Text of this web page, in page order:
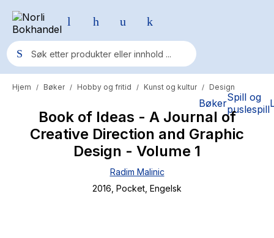
BøkerSpill og
puslespill
Populære søk
Pokemon
One piece
Fury Bound - Sable Sorensen
Hjem / Bøker / Hobby og fritid / Kunst og kultur / Design
Book of Ideas - A Journal of
Creative Direction and Graphic
Design - Volume 1
Radim Malinic
2016 , Pocket , Engelsk